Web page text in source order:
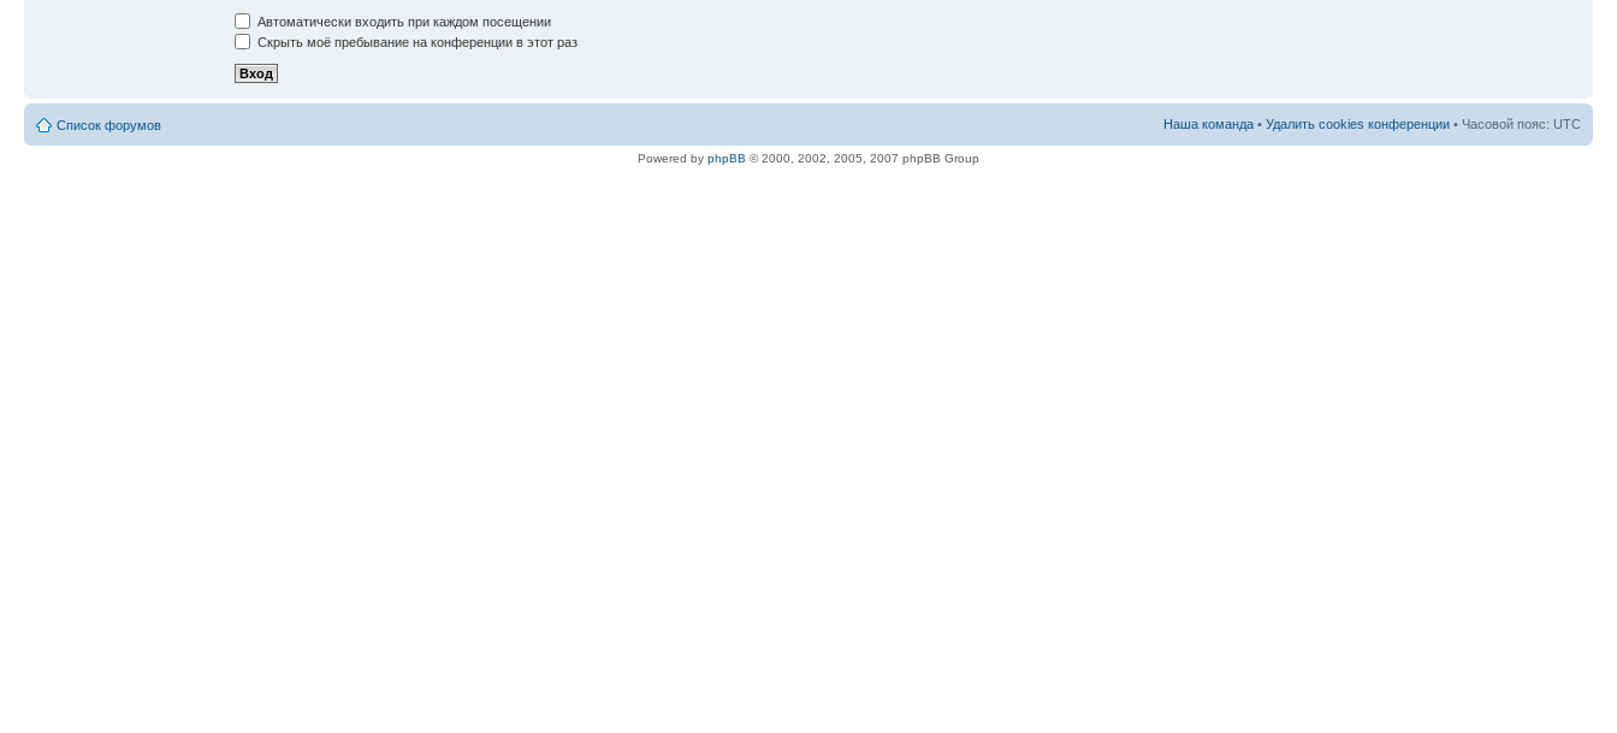
Автоматически входить при каждом посещении
Скрыть моё пребывание на конференции в этот раз
Список форумов Наша команда • Удалить cookies конференции • Часовой пояс: UTC
Powered by phpBB © 2000, 2002, 2005, 2007 phpBB Group